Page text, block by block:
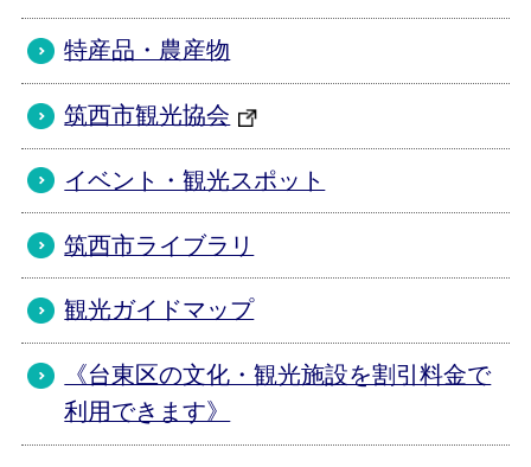
特産品・農産物
筑西市観光協会
イベント・観光スポット
筑西市ライブラリ
観光ガイドマップ
《台東区の文化・観光施設を割引料金で
利用できます》